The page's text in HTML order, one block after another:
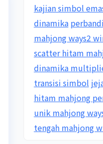
kajian simbol
dinamika
mahjong ways2
scatter hitam
dinamika
transisi simbol
hitam mahjong
unik mahjong
tengah mahjong